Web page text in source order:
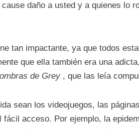
daño a usted y a quienes lo
tan impactante, ya que todos
que ella también era una
de Grey, que las leía
sean los videojuegos, las
acceso. Por ejemplo, la